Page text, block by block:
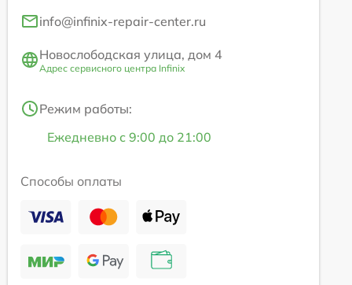
info@infinix-repair-center.ru
Новослободская улица, дом 4
Адрес сервисного центра Infinix
Режим работы:
Ежедневно с 9:00 до 21:00
Способы оплаты